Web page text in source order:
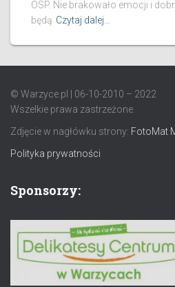
OSP. Nie brakowało emocji i
będą Czytaj dalej…
© Warzyce.pl | 06-10-2010 – 2022
Wszelkie prawa zastrzeżone.
Zdjęcie w nagłówku strony: FotoMat
Polityka prywatności
Sponsorzy: